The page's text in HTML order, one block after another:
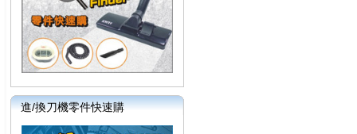
進/換刀機零件快速購